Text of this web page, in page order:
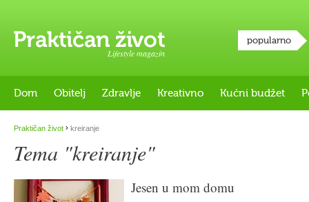
Lifestyle magazin
popularno
Dom Obitelj Zdravlje Kreativno Kućni budžet
Praktičan život › kreiranje
Tema "kreiranje"
Jesen u mom domu